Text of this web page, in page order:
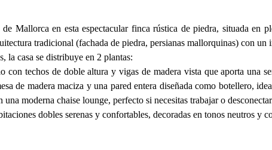
Mallorca en esta espectacular finca rústica de piedra, situada en
tradicional (fachada de piedra, persianas mallorquinas) con
la casa se distribuye en 2 plantas:
con techos de doble altura y vigas de madera vista que aporta una
de madera maciza y una pared entera diseñada como botellero,
moderna chaise lounge, perfecto si necesitas trabajar o
dobles serenas y confortables, decoradas en tonos neutros y